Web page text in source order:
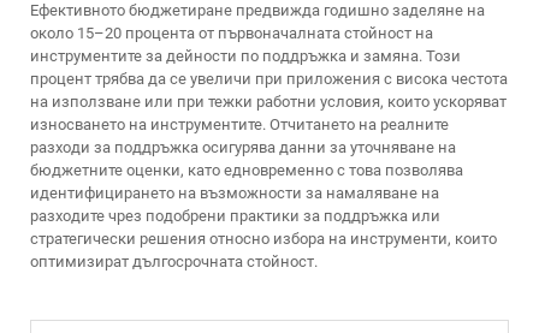
Ефективното бюджетиране предвижда годишно заделяне на
около 15–20 процента от първоначалната стойност на
инструментите за дейности по поддръжка и замяна. Този
процент трябва да се увеличи при приложения с висока честота
на използване или при тежки работни условия, които ускоряват
износването на инструментите. Отчитането на реалните
разходи за поддръжка осигурява данни за уточняване на
бюджетните оценки, като едновременно с това позволява
идентифицирането на възможности за намаляване на
разходите чрез подобрени практики за поддръжка или
стратегически решения относно избора на инструменти, които
оптимизират дългосрочната стойност.